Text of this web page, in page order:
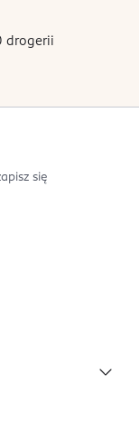
drogerii
się